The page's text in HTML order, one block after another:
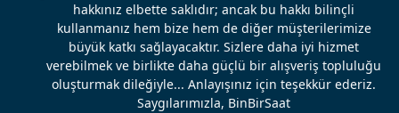
hakkınız elbette saklıdır; ancak bu hakkı bilinçli
kullanmanız hem bize hem de diğer müşterilerimize
büyük katkı sağlayacaktır. Sizlere daha iyi hizmet
verebilmek ve birlikte daha güçlü bir alışveriş topluluğu
oluşturmak dileğiyle... Anlayışınız için teşekkür ederiz.
Saygılarımızla, BinBirSaat